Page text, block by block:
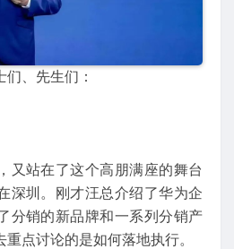
、先生们：
又站在了这个高朋满座的舞台
深圳。刚才汪总介绍了华为企
分销的新品牌和一系列分销产
点讨论的是如何落地执行。